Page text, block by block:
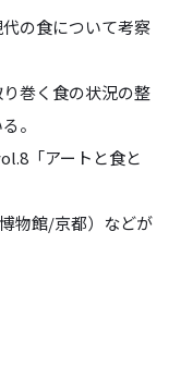
の食について考察
巻く食の状況の整
。
「アートと食と
物館/京都）などが